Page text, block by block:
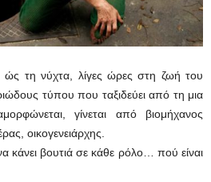
τη νύχτα, λίγες ώρες στη ζωή του
τύπου που ταξιδεύει από τη μια
γίνεται από βιομήχανος
οικογενειάρχης.
κάνει βουτιά σε κάθε ρόλο… πού είναι